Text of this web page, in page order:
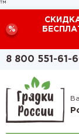
™
%
8 800 551-61-